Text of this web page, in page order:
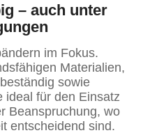
– auch unter
im Fokus.
Materialien,
sowie
ideal für den Einsatz
Beanspruchung, wo
entscheidend sind.